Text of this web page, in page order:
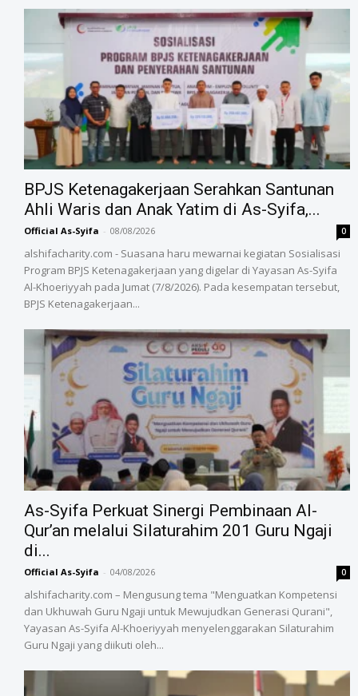
BPJS Ketenagakerjaan Serahkan Santunan
Ahli Waris dan Anak Yatim di As-Syifa,...
Official As-Syifa - 08/08/2026 0
alshifacharity.com - Suasana haru mewarnai kegiatan Sosialisasi
Program BPJS Ketenagakerjaan yang digelar di Yayasan As-Syifa
Al-Khoeriyyah pada Jumat (7/8/2026). Pada kesempatan tersebut,
BPJS Ketenagakerjaan...
As-Syifa Perkuat Sinergi Pembinaan Al-
Qur’an melalui Silaturahim 201 Guru Ngaji
di...
Official As-Syifa - 04/08/2026 0
alshifacharity.com – Mengusung tema "Menguatkan Kompetensi
dan Ukhuwah Guru Ngaji untuk Mewujudkan Generasi Qurani",
Yayasan As-Syifa Al-Khoeriyyah menyelenggarakan Silaturahim
Guru Ngaji yang diikuti oleh...